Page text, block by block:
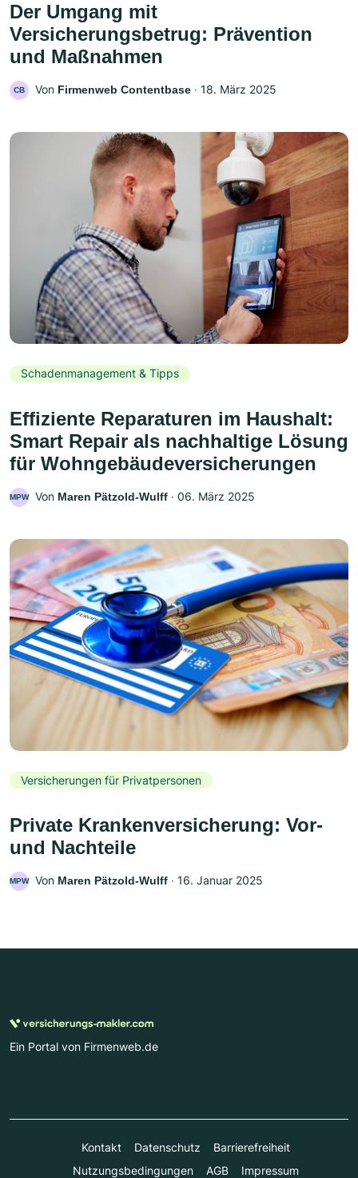
Der Umgang mit
Versicherungsbetrug: Prävention
und Maßnahmen
CB Von Firmenweb Contentbase ‧ 18. März 2025
Schadenmanagement & Tipps
Effiziente Reparaturen im Haushalt:
Smart Repair als nachhaltige Lösung
für Wohngebäudeversicherungen
MPW Von Maren Pätzold-Wulff ‧ 06. März 2025
Versicherungen für Privatpersonen
Private Krankenversicherung: Vor-
und Nachteile
MPW Von Maren Pätzold-Wulff ‧ 16. Januar 2025
Ein Portal von Firmenweb.de
Kontakt Datenschutz
Barrierefreiheit
Nutzungsbedingungen
AGB Impressum